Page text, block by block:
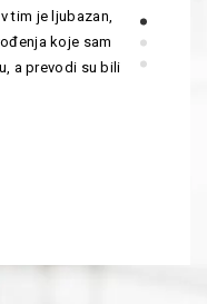
tim je ljubazan,
koje sam
a prevodi su bili